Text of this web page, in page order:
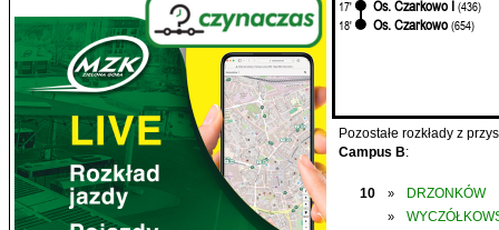
17' Os. Czarkowo I (436)
18'
Os. Czarkowo (654)
Pozostałe rozkłady z
Campus B:
10 » DRZONKÓW
»